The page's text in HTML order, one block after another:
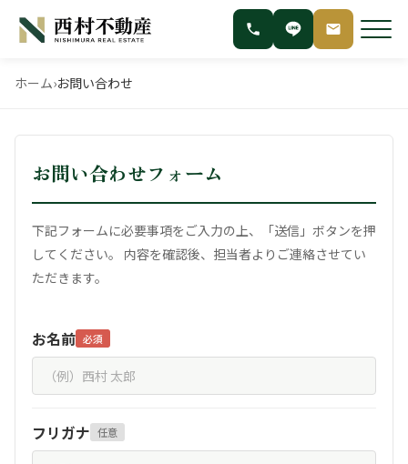
ホーム›お問い合わせ
お問い合わせフォーム
下記フォームに必要事項をご入力の上、「送信」ボタンを押
してください。
内容を確認後、担当者よりご連絡させてい
ただきます。
お名前 必須
フリガナ 任意